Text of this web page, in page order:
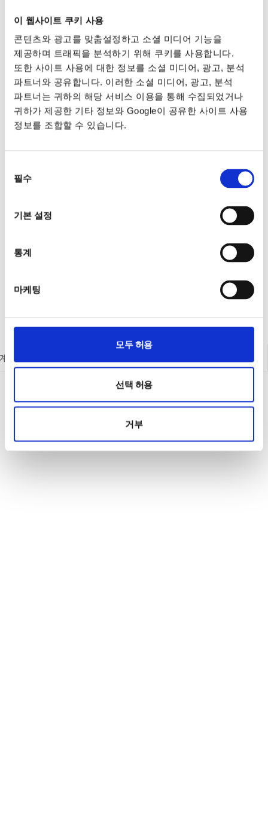
이 웹사이트 쿠키 사용
콘텐츠와 광고를 맞춤설정하고 소셜 미디어 기능을
제공하며 트래픽을 분석하기 위해 쿠키를 사용합니다.
또한 사이트 사용에 대한 정보를 소셜 미디어, 광고, 분석
파트너와 공유합니다. 이러한 소셜 미디어, 광고, 분석
파트너는 귀하의 해당 서비스 이용을 통해 수집되었거나
귀하가 제공한 기타 정보와 Google이 공유한 사이트 사용
정보를 조합할 수 있습니다.
선택
필수
기본 설정
통계
마케팅
모두 허용
선택 허용
거부
측기